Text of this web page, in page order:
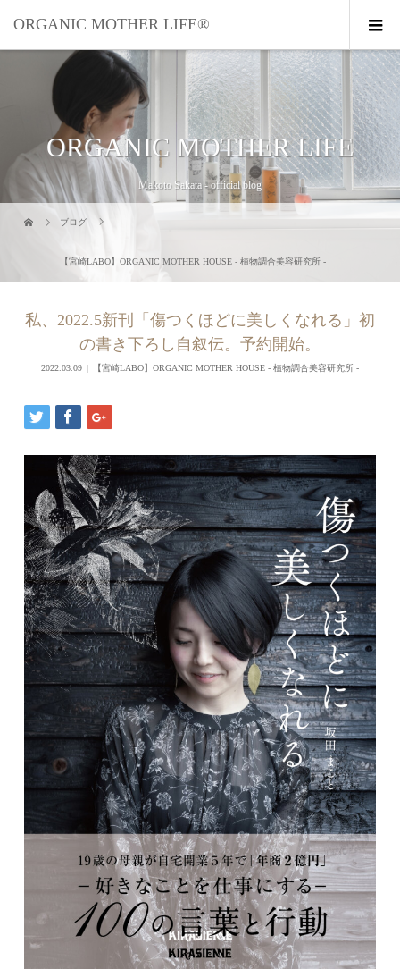
ORGANIC MOTHER LIFE®︎
ORGANIC MOTHER LIFE
Makoto Sakata - official blog
ブログ
【宮崎LABO】ORGANIC MOTHER HOUSE - 植物調合美容研究所 -
私、2022.5新刊「傷つくほどに美しくなれる」初
の書き下ろし自叙伝。予約開始。
2022.03.09 【宮崎LABO】ORGANIC MOTHER HOUSE - 植物調合美容研究所 -